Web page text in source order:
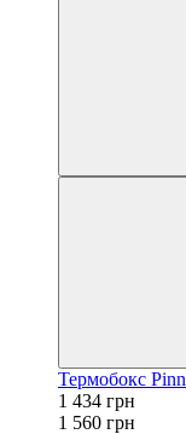
Термобокс
1 434 грн
1 560 грн